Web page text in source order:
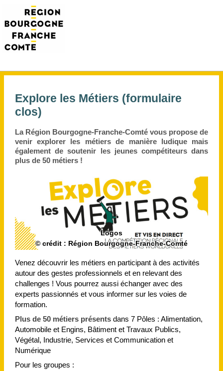
Explore les Métiers (formulaire
clos)
La Région Bourgogne-Franche-Comté vous propose de
venir explorer les métiers de manière ludique mais
également de soutenir les jeunes compétiteurs dans
plus de 50 métiers !
Logos
© crédit : Région Bourgogne-Franche-Comté
Venez découvrir les métiers en participant à des activités
autour des gestes professionnels et en relevant des
challenges ! Vous pourrez aussi échanger avec des
experts passionnés et vous informer sur les voies de
formation.
Plus de 50 métiers présentsdans 7 Pôles : Alimentation,
Automobile et Engins, Bâtiment et Travaux Publics,
Végétal, Industrie, Services et Communication et
Numérique
Pour les groupes :